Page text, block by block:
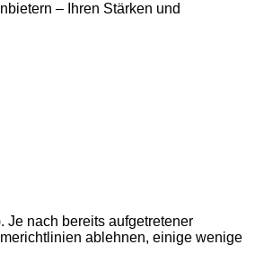
– Ihren Stärken und
Je nach bereits aufgetretener
ablehnen, einige wenige